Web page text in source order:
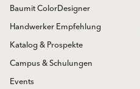
Baumit ColorDesigner
Handwerker Empfehlung
Katalog & Prospekte
Campus & Schulungen
Events